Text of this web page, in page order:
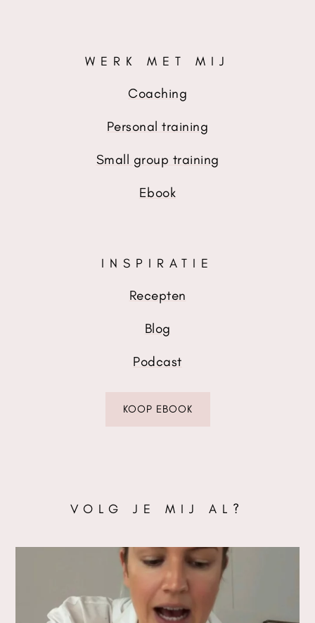
WERK MET MIJ
Coaching
Personal training
Small group training
Ebook
INSPIRATIE
Recepten
Blog
Podcast
KOOP EBOOK
VOLG JE MIJ AL?